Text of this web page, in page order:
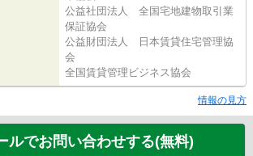
公益社団法人 全国宅地建物取引業
保証協会
公益財団法人 日本賃貸住宅管理協
会
全国賃貸管理ビジネス協会
情報の見方
ルでお問い合わせする(無料)